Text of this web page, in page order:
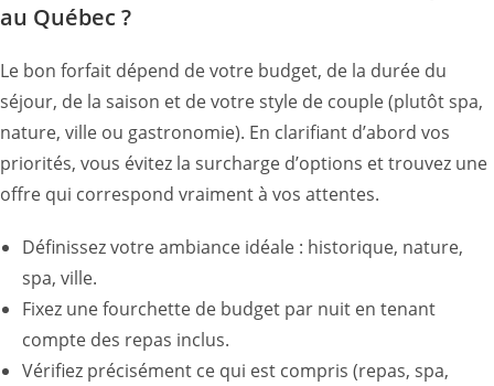
au Québec ?
Le bon forfait dépend de votre budget, de la durée du
séjour, de la saison et de votre style de couple (plutôt spa,
nature, ville ou gastronomie). En clarifiant d’abord vos
priorités, vous évitez la surcharge d’options et trouvez une
offre qui correspond vraiment à vos attentes.
Définissez votre ambiance idéale : historique, nature,
spa, ville.
Fixez une fourchette de budget par nuit en tenant
compte des repas inclus.
Vérifiez précisément ce qui est compris (repas, spa,